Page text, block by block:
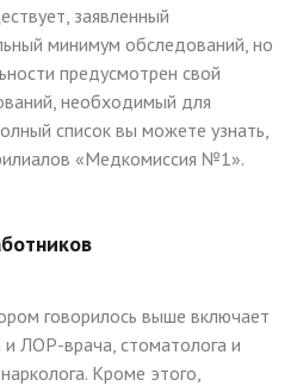
заявленный
минимум обследований, но
предусмотрен свой
необходимый для
список вы можете узнать,
«Медкомиссия №1».
говорилось выше включает
и ЛОР-врача, стоматолога и
Кроме этого,